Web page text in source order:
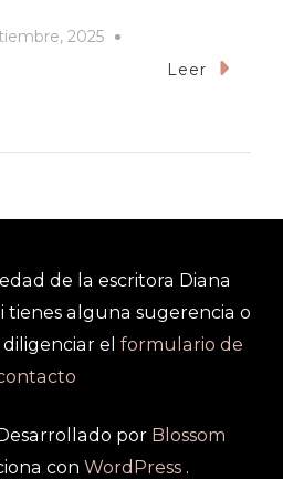
2025
Leer
de la escritora Diana
tienes alguna sugerencia o
el formulario de
por Blossom
con WordPress.